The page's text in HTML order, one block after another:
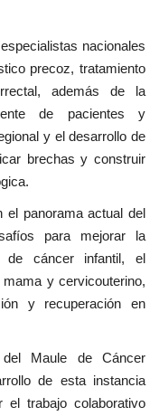
nacionales
precoz, tratamiento
además de la
de pacientes y
y el desarrollo de
brechas y construir
el panorama actual del
para mejorar la
de cáncer infantil, el
y cervicouterino,
y recuperación en
Maule de Cáncer
de esta instancia
el trabajo colaborativo